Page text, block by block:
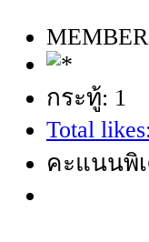
MEMBER
กระทู้: 1
Total
คะแนนพิ